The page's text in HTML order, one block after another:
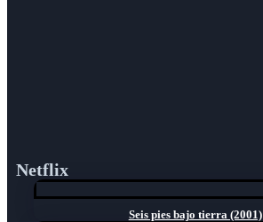
Netflix
Seis pies bajo tierra (2001)